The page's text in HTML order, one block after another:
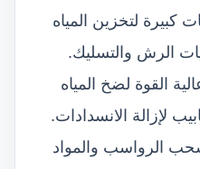
كبيرة لتخزين المياه
الرش والتسليك.
القوة لضخ المياه
لإزالة الانسدادات.
الرواسب والمواد